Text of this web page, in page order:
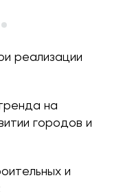
реализации
на
городов и
и